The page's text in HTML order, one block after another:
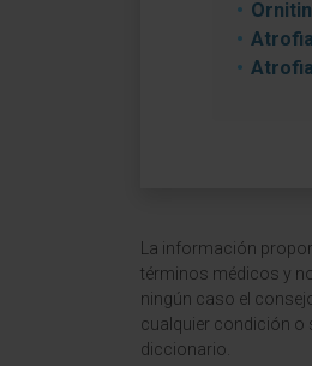
Atrofia
La información
términos médicos y
ningún caso el
cualquier condición o
diccionario.